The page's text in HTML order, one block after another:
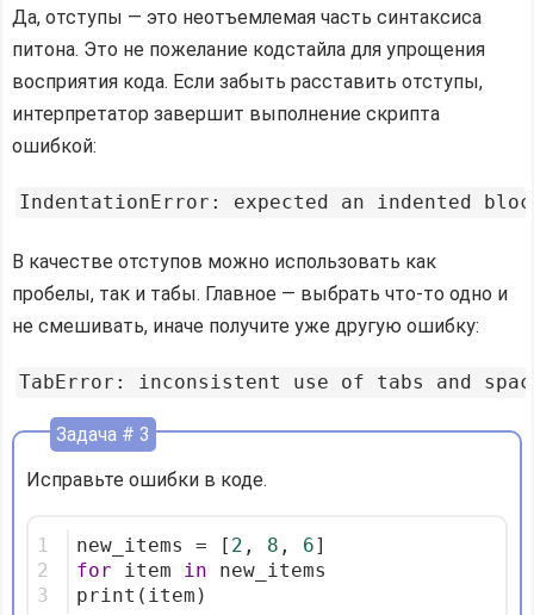
Да, отступы — это неотъемлемая часть синтаксиса
питона. Это не пожелание кодстайла для упрощения
восприятия кода. Если забыть расставить отступы,
интерпретатор завершит выполнение скрипта
ошибкой:
В качестве отступов можно использовать как
пробелы, так и табы. Главное — выбрать что-то одно и
не смешивать, иначе получите уже другую ошибку:
Исправьте ошибки в коде.
1
2
3
new_items = [ 2 , 8 , 6]
for item in new_items
print(item)
Задача # 3